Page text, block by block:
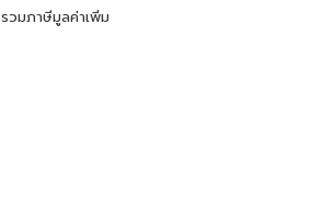
รวมภาษีมูลค่าเพิ่ม